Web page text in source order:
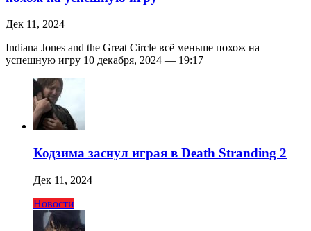
Дек 11, 2024
Indiana Jones and the Great Circle всё меньше похож на
успешную игру 10 декабря, 2024 — 19:17
Кодзима заснул играя в Death Stranding 2
Дек 11, 2024
Новости